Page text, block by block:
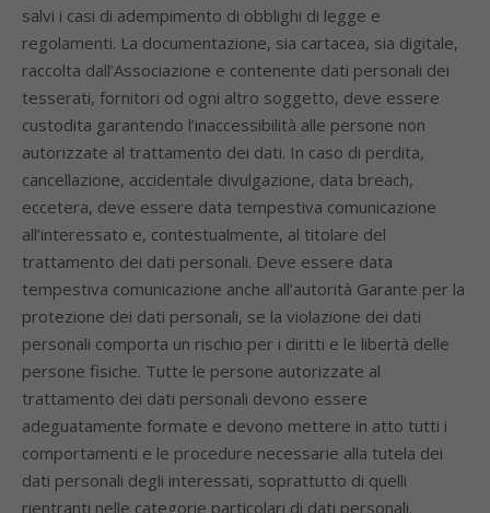
salvi i casi di adempimento di obblighi di legge e
regolamenti. La documentazione, sia cartacea, sia digitale,
raccolta dall’Associazione e contenente dati personali dei
tesserati, fornitori od ogni altro soggetto, deve essere
custodita garantendo l’inaccessibilità alle persone non
autorizzate al trattamento dei dati. In caso di perdita,
cancellazione, accidentale divulgazione, data breach,
eccetera, deve essere data tempestiva comunicazione
all’interessato e, contestualmente, al titolare del
trattamento dei dati personali. Deve essere data
tempestiva comunicazione anche all’autorità Garante per la
protezione dei dati personali, se la violazione dei dati
personali comporta un rischio per i diritti e le libertà delle
persone fisiche. Tutte le persone autorizzate al
trattamento dei dati personali devono essere
adeguatamente formate e devono mettere in atto tutti i
comportamenti e le procedure necessarie alla tutela dei
dati personali degli interessati, soprattutto di quelli
rientranti nelle categorie particolari di dati personali.